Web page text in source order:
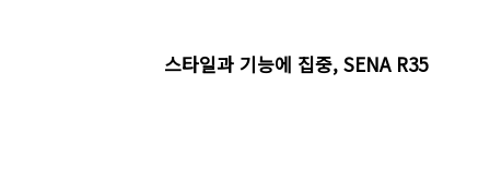
스타일과 기능에 집중, SENA R35